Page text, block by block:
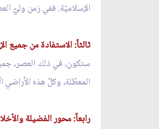
الإسلاميّة. ففي زمن وليّ
ثالثاً: الاستفادة من جميع
ستكون، في ذلك العصر،
المعطّلة، وكلّ هذه
رابعاً: محور الفضيلة